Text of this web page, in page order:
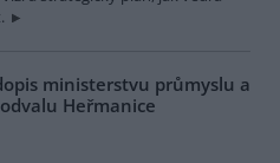
ministerstvu průmyslu a
Heřmanice